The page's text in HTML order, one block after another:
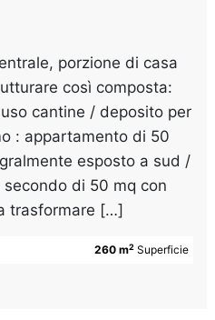
porzione di casa
così composta:
cantine / deposito per
: appartamento di 50
esposto a sud /
di 50 mq con
trasformare […]
260 m2 Superficie